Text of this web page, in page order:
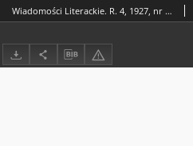
Wiadomości Literackie. R. 4, 1927, nr 32 (188), 7 VIII